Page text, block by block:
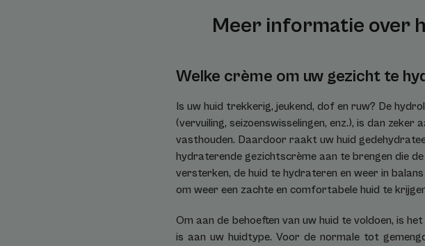
Meer informatie over
Welke crème om uw gezicht te
Is uw huid trekkerig, jeukend, dof en ruw? De
(vervuiling, seizoenswisselingen, enz.), is dan
vasthouden. Daardoor raakt uw huid
hydraterende gezichtscrème aan te brengen die
versterken, de huid te hydrateren en weer in
om weer een zachte en comfortabele huid te
Om aan de behoeften van uw huid te voldoen, is
is aan uw huidtype. Voor de normale tot